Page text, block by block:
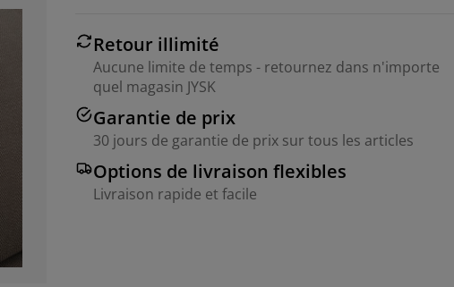
Retour illimité
Aucune limite de temps - retournez dans n'importe
quel magasin JYSK
Garantie de prix
30 jours de garantie de prix sur tous les articles
Options de livraison flexibles
Livraison rapide et facile